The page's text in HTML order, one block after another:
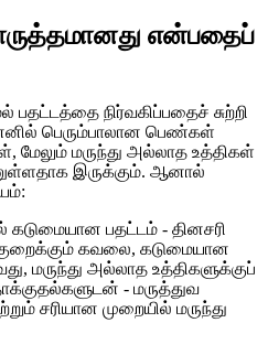
என்பதைப்
பதட்டத்தை நிர்வகிப்பதைச் சுற்றி
பெரும்பாலான பெண்கள்
மேலும் மருந்து அல்லாத உத்திகள்
இருக்கும். ஆனால்
கடுமையான பதட்டம் - தினசரி
கவலை, கடுமையான
மருந்து அல்லாத உத்திகளுக்குப்
- மருத்துவ
சரியான முறையில் மருந்து